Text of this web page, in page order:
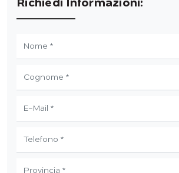
Richiedi Informazioni: